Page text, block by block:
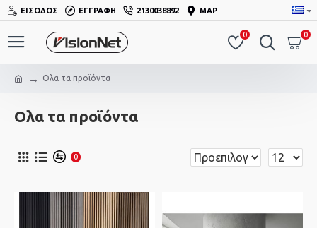
ΕΊΣΟΔΟΣ ΕΓΓΡΑΦΉ 2130038892 MAP
0 0
Ολα τα προϊόντα
Ολα τα προϊόντα
0